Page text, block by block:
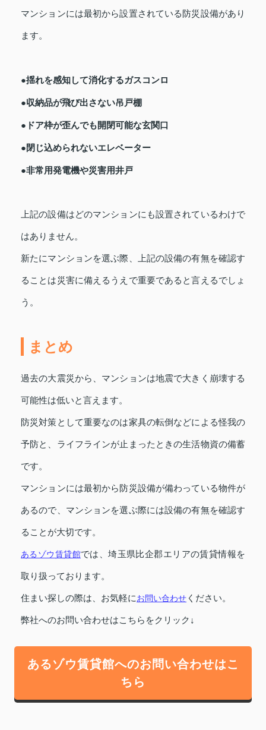
マンションには最初から設置されている防災設備があり
ます。
●揺れを感知して消化するガスコンロ
●収納品が飛び出さない吊戸棚
●ドア枠が歪んでも開閉可能な玄関口
●閉じ込められないエレベーター
●非常用発電機や災害用井戸
上記の設備はどのマンションにも設置されているわけで
はありません。
新たにマンションを選ぶ際、上記の設備の有無を確認す
ることは災害に備えるうえで重要であると言えるでしょ
う。
まとめ
過去の大震災から、マンションは地震で大きく崩壊する
可能性は低いと言えます。
防災対策として重要なのは家具の転倒などによる怪我の
予防と、ライフラインが止まったときの生活物資の備蓄
です。
マンションには最初から防災設備が備わっている物件が
あるので、マンションを選ぶ際には設備の有無を確認す
ることが大切です。
あるゾウ賃貸館では、埼玉県比企郡エリアの賃貸情報を
取り扱っております。
住まい探しの際は、お気軽にお問い合わせ ください。
弊社へのお問い合わせはこちらをクリック↓
あるゾウ賃貸館へのお問い合わせはこ
ちら